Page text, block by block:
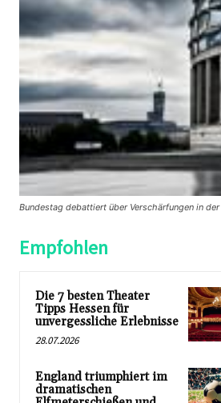
Bundestag debattiert über Verschärfungen in
Empfohlen
Die 7 besten Theater
Tipps Hessen für
unvergessliche Erlebnisse
28.07.2026
England triumphiert im
dramatischen